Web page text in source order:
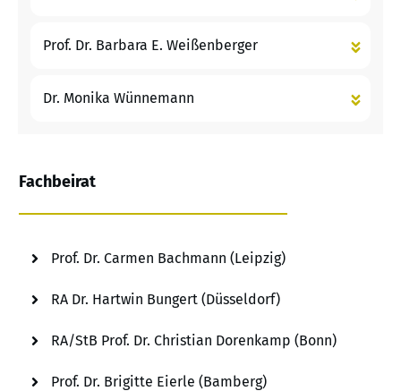
Prof. Dr. Barbara E. Weißenberger
Dr. Monika Wünnemann
Fachbeirat
Prof. Dr. Carmen Bachmann (Leipzig)
RA Dr. Hartwin Bungert (Düsseldorf)
RA/StB Prof. Dr. Christian Dorenkamp (Bonn)
Prof. Dr. Brigitte Eierle (Bamberg)